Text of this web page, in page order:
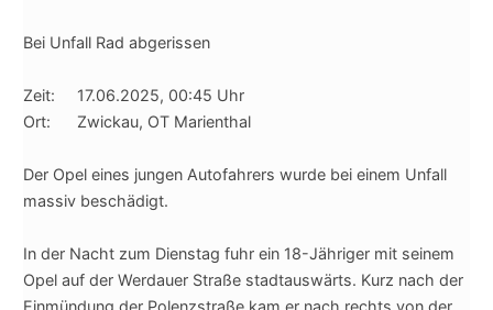
Bei Unfall Rad abgerissen
Zeit: 17.06.2025, 00:45 Uhr
Ort: Zwickau, OT Marienthal
Der Opel eines jungen Autofahrers wurde bei einem Unfall
massiv beschädigt.
In der Nacht zum Dienstag fuhr ein 18-Jähriger mit seinem
Opel auf der Werdauer Straße stadtauswärts. Kurz nach der
Einmündung der Polenzstraße kam er nach rechts von der